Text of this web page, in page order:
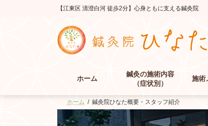
プ
動
【江東区 清澄白河 徒歩2分】心身ともに支える鍼灸院
ホーム
鍼灸の施術内容
（症状別）
施術
ホーム 鍼灸院ひなた概要・スタッフ紹介